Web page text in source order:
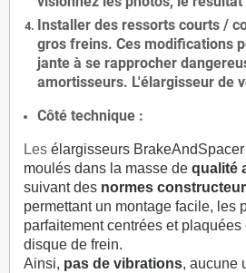
Installer des ressorts courts /
gros freins. Ces modifications
jante à se rapprocher
amortisseurs. L'élargisseur de
Côté technique :
Les élargisseurs BrakeAndSpacer
moulés dans la masse de qualité
suivant des normes
permettant un montage facile, les
parfaitement centrées et
disque de frein.
Ainsi, pas de vibrations, aucune